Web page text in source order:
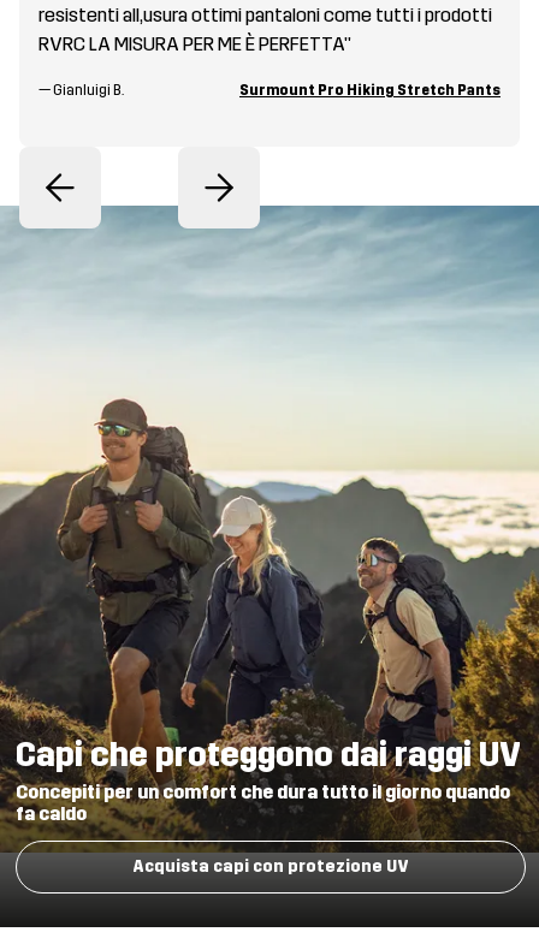
resistenti all,usura ottimi pantaloni come tutti i prodotti
RVRC LA MISURA PER ME È PERFETTA"
—Gianluigi B. Surmount Pro Hiking Stretch Pants
Capi che proteggono dai raggi UV
Concepiti per un comfort che dura tutto il giorno quando
fa caldo
Acquista capi con protezione UV